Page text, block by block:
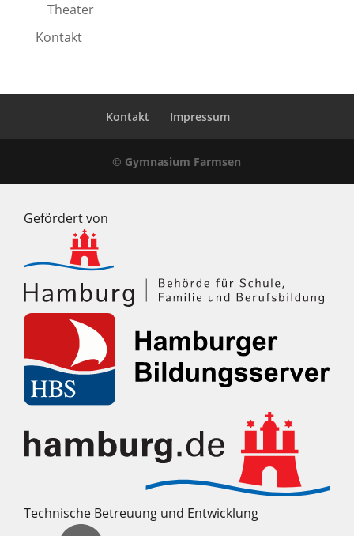
Theater
Kontakt
Kontakt Impressum
© Gymnasium Farmsen
Gefördert von
Technische Betreuung und Entwicklung